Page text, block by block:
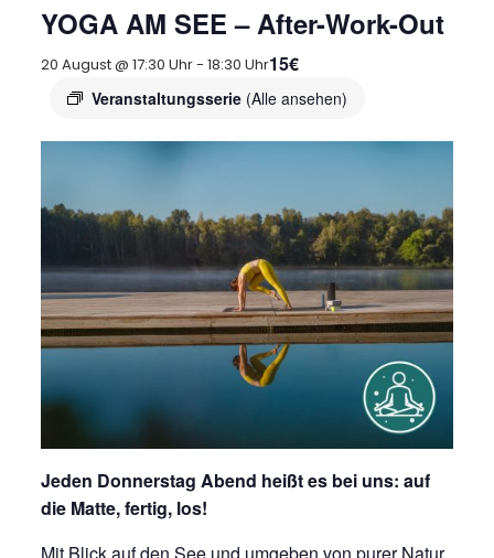
YOGA AM SEE – After-Work-Out
20 August @ 17:30 Uhr- 18:30 Uhr
Veranstaltungsserie (Alle ansehen)
15€
Jeden Donnerstag Abend heißt es bei uns: auf
die Matte, fertig, los!